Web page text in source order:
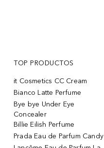
TOP PRODUCTOS
it Cosmetics CC Cream
Bianco Latte Perfume
Bye bye Under Eye
Concealer
Billie Eilish Perfume
Prada Eau de Parfum Candy